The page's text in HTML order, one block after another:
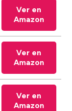
Ver en
Amazon
Ver en
Amazon
Ver en
Amazon